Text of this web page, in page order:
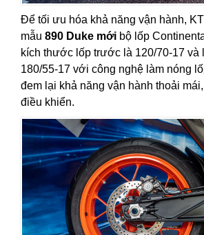
Để tối ưu hóa khả năng vận hành,
mẫu 890 Duke mới bộ lốp
kích thước lốp trước là 120/70-17 và
180/55-17 với công nghệ làm nóng
đem lại khả năng vận hành thoải
điều khiển.